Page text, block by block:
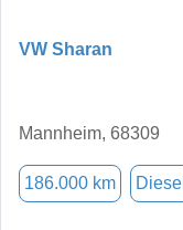
VW Sharan
Mannheim, 68309
186.000 km Diesel